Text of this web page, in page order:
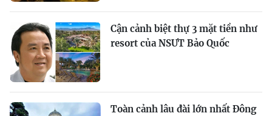
Cận cảnh biệt thự 3 mặt tiền như
resort của NSƯT Bảo Quốc
Toàn cảnh lâu đài lớn nhất Đông